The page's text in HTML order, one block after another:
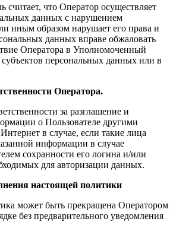
считает, что Оператор осуществляет
данных с нарушением
иным образом нарушает его права и
данных вправе обжаловать
Оператора в Уполномоченный
персональных данных или в
Оператора.
за разглашение и
о Пользователе другими
в случае, если такие лица
информации в случае
сохранности его логина и/или
для авторизации данных.
настоящей политики
может быть прекращена Оператором
без предварительного уведомления